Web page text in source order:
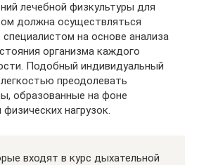
лечебной физкультуры для
должна осуществляться
на основе анализа
организма каждого
Подобный индивидуальный
преодолевать
образованные на фоне
нагрузок.
входят в курс дыхательной